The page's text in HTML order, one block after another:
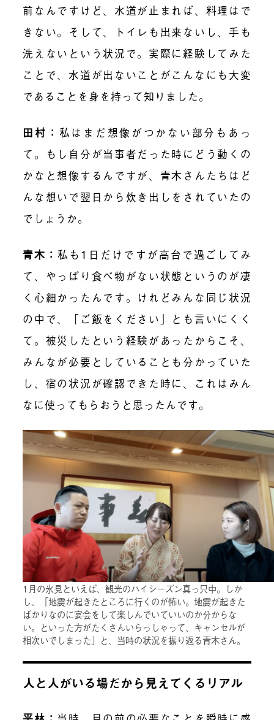
前なんですけど、水道が止まれば、料理はで
きない。そして、トイレも出来ないし、手も
洗えないという状況で。実際に経験してみた
ことで、水道が出ないことがこんなにも大変
であることを身を持って知りました。
田村： 私はまだ想像がつかない部分もあっ
て。もし自分が当事者だった時にどう動くの
かなと想像するんですが、青木さんたちはど
んな想いで翌日から炊き出しをされていたの
でしょうか。
青木：私も1日だけですが高台で過ごしてみ
て、やっぱり食べ物がない状態というのが凄
く心細かったんです。けれどみんな同じ状況
の中で、「ご飯をください」とも言いにくく
て。被災したという経験があったからこそ、
みんなが必要としていることも分かっていた
し、宿の状況が確認できた時に、これはみん
なに使ってもらおうと思ったんです。
1月の氷見といえば、観光のハイシーズン真っ只中。しか
し、「地震が起きたところに行くのが怖い。地震が起きた
ばかりなのに宴会をして楽しんでいていいのか分からな
い。といった方がたくさんいらっしゃって、キャンセルが
相次いでしまった」と、当時の状況を振り返る青木さん。
人と人がいる場だから見えてくるリアル